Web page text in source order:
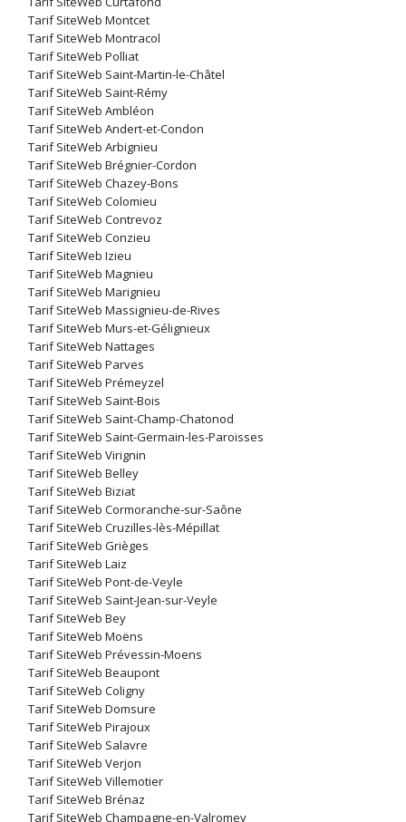
Tarif SiteWeb Montcet
Tarif SiteWeb Montracol
Tarif SiteWeb Polliat
Tarif SiteWeb Saint-Martin-le-Châtel
Tarif SiteWeb Saint-Rémy
Tarif SiteWeb Ambléon
Tarif SiteWeb Andert-et-Condon
Tarif SiteWeb Arbignieu
Tarif SiteWeb Brégnier-Cordon
Tarif SiteWeb Chazey-Bons
Tarif SiteWeb Colomieu
Tarif SiteWeb Contrevoz
Tarif SiteWeb Conzieu
Tarif SiteWeb Izieu
Tarif SiteWeb Magnieu
Tarif SiteWeb Marignieu
Tarif SiteWeb Massignieu-de-Rives
Tarif SiteWeb Murs-et-Gélignieux
Tarif SiteWeb Nattages
Tarif SiteWeb Parves
Tarif SiteWeb Prémeyzel
Tarif SiteWeb Saint-Bois
Tarif SiteWeb Saint-Champ-Chatonod
Tarif SiteWeb Saint-Germain-les-Paroisses
Tarif SiteWeb Virignin
Tarif SiteWeb Belley
Tarif SiteWeb Biziat
Tarif SiteWeb Cormoranche-sur-Saône
Tarif SiteWeb Cruzilles-lès-Mépillat
Tarif SiteWeb Grièges
Tarif SiteWeb Laiz
Tarif SiteWeb Pont-de-Veyle
Tarif SiteWeb Saint-Jean-sur-Veyle
Tarif SiteWeb Bey
Tarif SiteWeb Moëns
Tarif SiteWeb Prévessin-Moens
Tarif SiteWeb Beaupont
Tarif SiteWeb Coligny
Tarif SiteWeb Domsure
Tarif SiteWeb Pirajoux
Tarif SiteWeb Salavre
Tarif SiteWeb Verjon
Tarif SiteWeb Villemotier
Tarif SiteWeb Brénaz
Tarif SiteWeb Champagne-en-Valromey